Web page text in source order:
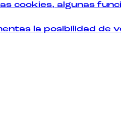
cookies, algunas
la posibilidad de